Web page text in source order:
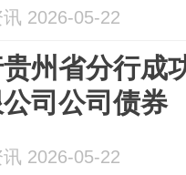
2026-05-22
州省分行成
司公司债券
讯 2026-05-22